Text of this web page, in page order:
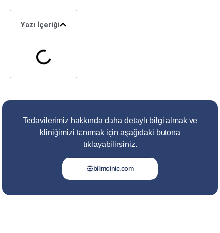
Yazı İçeriği
Tedavilerimiz hakkında daha detaylı bilgi almak ve
kliniğimizi tanımak için aşağıdaki butona
tıklayabilirsiniz.
bilimclinic.com